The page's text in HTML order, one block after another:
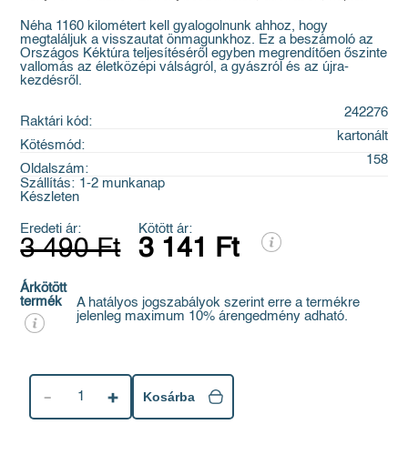
Néha 1160 kilométert kell gyalogolnunk ahhoz, hogy
megtaláljuk a visszautat önmagunkhoz. Ez a beszámoló az
Országos Kéktúra teljesítéséről egyben megrendítően őszinte
vallomás az életközépi válságról, a gyászról és az újra­
kezdésről.
Raktári kód:
242276
Kötésmód:
kartonált
Oldalszám:
158
Szállítás: 1-2 munkanap
Készleten
Eredeti ár:
3 490 Ft
Kötött ár:
3 141 Ft
Árkötött
termék
A hatályos jogszabályok szerint erre a termékre
jelenleg maximum 10% árengedmény adható.
1 Kosárba